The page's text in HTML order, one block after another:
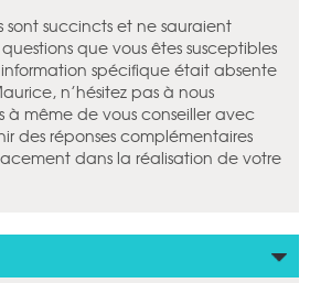
sont succincts et ne sauraient
que vous êtes susceptibles
information spécifique était absente
n’hésitez pas à nous
à même de vous conseiller avec
des réponses complémentaires
dans la réalisation de votre